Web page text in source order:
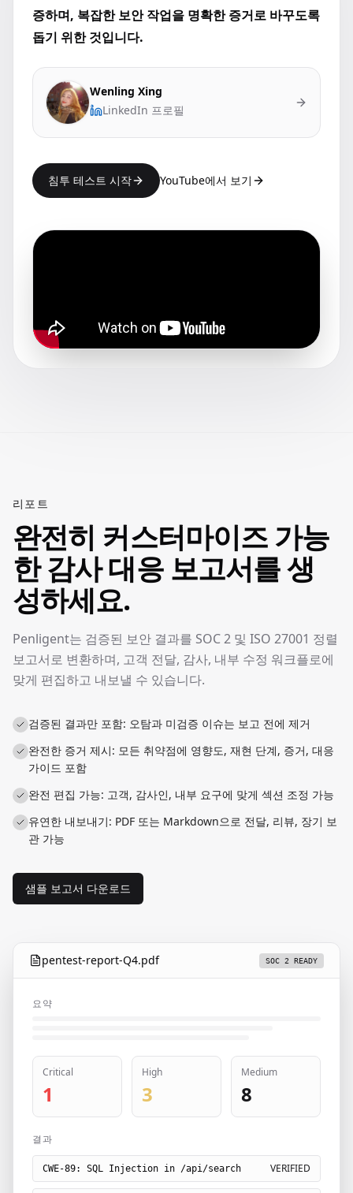
증하며, 복잡한 보안 작업을 명확한 증거로 바꾸도록
돕기 위한 것입니다.
Wenling Xing
LinkedIn 프로필
침투 테스트 시작 YouTube에서 보기
리포트
완전히 커스터마이즈 가능
한 감사 대응 보고서를 생
성하세요.
Penligent는 검증된 보안 결과를 SOC 2 및 ISO 27001 정렬
보고서로 변환하며, 고객 전달, 감사, 내부 수정 워크플로에
맞게 편집하고 내보낼 수 있습니다.
검증된 결과만 포함: 오탐과 미검증 이슈는 보고 전에 제거
완전한 증거 제시: 모든 취약점에 영향도, 재현 단계, 증거, 대응
가이드 포함
완전 편집 가능: 고객, 감사인, 내부 요구에 맞게 섹션 조정 가능
유연한 내보내기: PDF 또는 Markdown으로 전달, 리뷰, 장기 보
관 가능
샘플 보고서 다운로드
pentest-report-Q4.pdf SOC 2 READY
요약
Critical
1
High
3
Medium
8
결과
CWE-89: SQL Injection in /api/search VERIFIED